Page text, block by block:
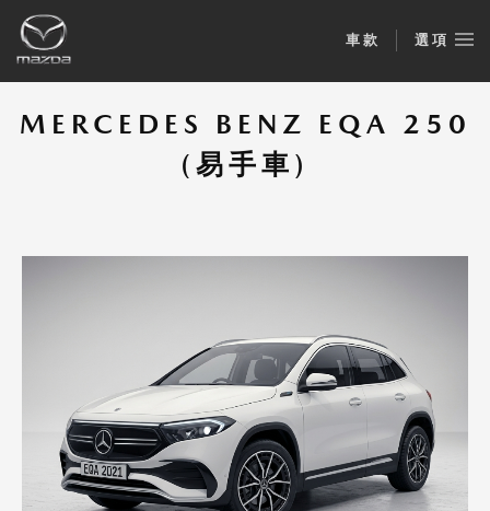
車款 選項
MERCEDES BENZ EQA 250
(易手車)